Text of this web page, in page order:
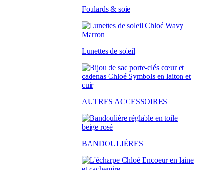
Foulards & soie
Lunettes de soleil
AUTRES ACCESSOIRES
BANDOULIÈRES